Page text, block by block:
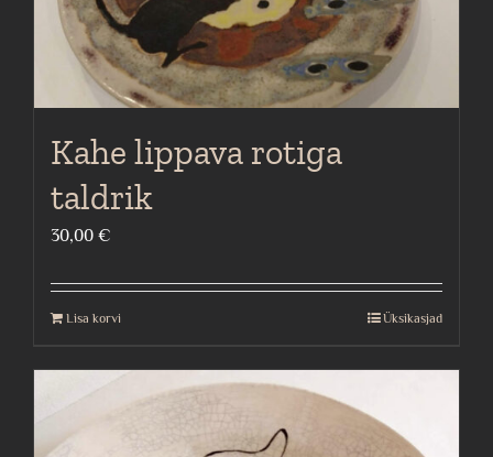
Kahe lippava rotiga
taldrik
30,00 €
Lisa korvi Üksikasjad